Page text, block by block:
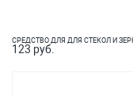
СРЕДСТВО ДЛЯ ДЛЯ СТЕКОЛ И
123 руб.